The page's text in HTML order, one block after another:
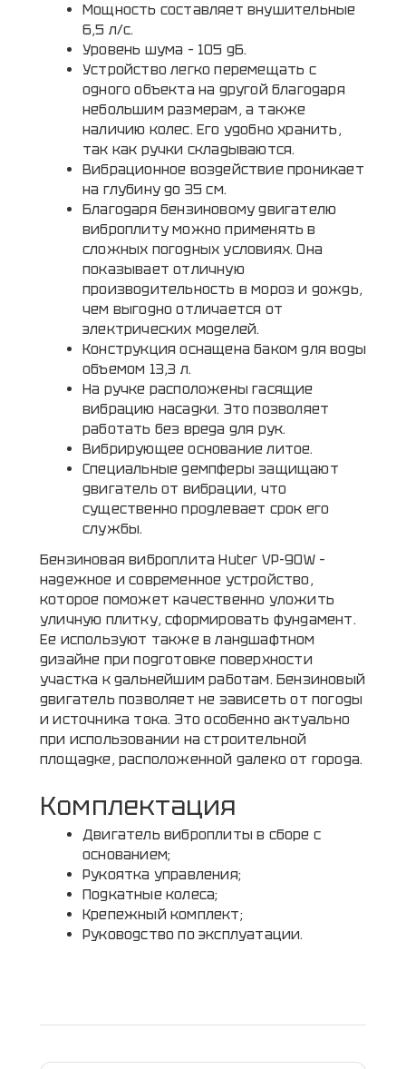
Мощность составляет внушительные
6,5 л/с.
Уровень шума – 105 дБ.
Устройство легко перемещать с
одного объекта на другой благодаря
небольшим размерам, а также
наличию колес. Его удобно хранить,
так как ручки складываются.
Вибрационное воздействие проникает
на глубину до 35 см.
Благодаря бензиновому двигателю
виброплиту можно применять в
сложных погодных условиях. Она
показывает отличную
производительность в мороз и дождь,
чем выгодно отличается от
электрических моделей.
Конструкция оснащена баком для воды
объемом 13,3 л.
На ручке расположены гасящие
вибрацию насадки. Это позволяет
работать без вреда для рук.
Вибрирующее основание литое.
Специальные демпферы защищают
двигатель от вибрации, что
существенно продлевает срок его
службы.
Бензиновая виброплита Huter VP-90W –
надежное и современное устройство,
которое поможет качественно уложить
уличную плитку, сформировать фундамент.
Ее используют также в ландшафтном
дизайне при подготовке поверхности
участка к дальнейшим работам. Бензиновый
двигатель позволяет не зависеть от погоды
и источника тока. Это особенно актуально
при использовании на строительной
площадке, расположенной далеко от города.
Комплектация
Двигатель виброплиты в сборе с
основанием;
Рукоятка управления;
Подкатные колеса;
Крепежный комплект;
Руководство по эксплуатации.